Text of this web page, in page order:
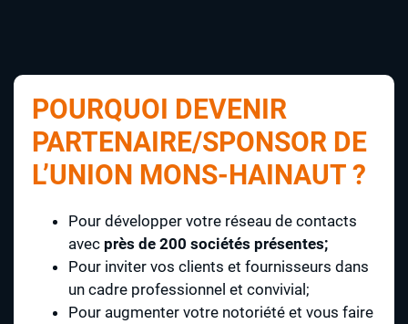
POURQUOI DEVENIR
PARTENAIRE/SPONSOR DE
L’UNION MONS-HAINAUT ?
Pour développer votre réseau de contacts
avec près de 200 sociétés présentes;
Pour inviter vos clients et fournisseurs dans
un cadre professionnel et convivial;
Pour augmenter votre notoriété et vous faire